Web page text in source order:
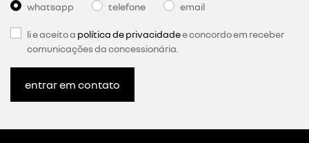
whatsapp telefone email
li e aceito a política de privacidadee concordo em receber
comunicações da concessionária.
entrar em contato